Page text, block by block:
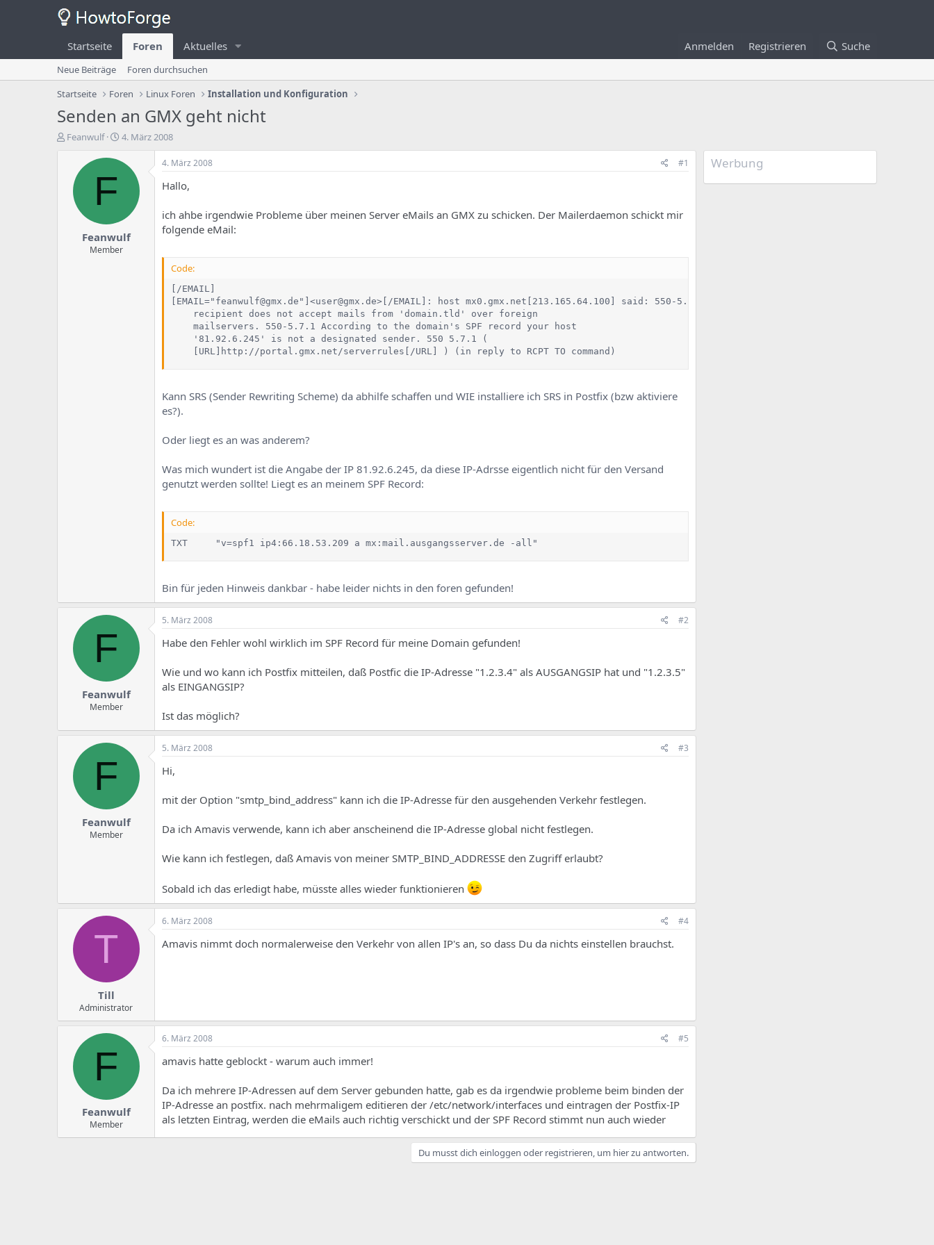
Startseite Foren Aktuelles Anmelden Registrieren Suche
Neue Beiträge
Foren durchsuchen
Startseite
Foren Linux Foren Installation und Konfiguration
Senden an GMX geht nicht
E
Feanwulf
E
s
u
n
g
4. März 2008
F
Feanwulf
Member
4. März 2008 #1
Hallo,
ich ahbe irgendwie Probleme über meinen Server eMails an GMX zu schicken. Der Mailerdaemon schickt mir
folgende eMail:
Code:
[/EMAIL]
[EMAIL="feanwulf@gmx.de"]<user@gmx.de>[/EMAIL]: host mx0.gmx.net[213.165.64.100] said: 550-5.7.1 {mx054} The
    recipient does not accept mails from 'domain.tld' over foreign
    mailservers. 550-5.7.1 According to the domain's SPF record your host
    '81.92.6.245' is not a designated sender. 550 5.7.1 (
    [URL]http://portal.gmx.net/serverrules[/URL] ) (in reply to RCPT TO command)
Kann SRS (Sender Rewriting Scheme) da abhilfe schaffen und WIE installiere ich SRS in Postfix (bzw aktiviere
es?).
Oder liegt es an was anderem?
Was mich wundert ist die Angabe der IP 81.92.6.245, da diese IP-Adrsse eigentlich nicht für den Versand
genutzt werden sollte! Liegt es an meinem SPF Record:
Code:
TXT     "v=spf1 ip4:66.18.53.209 a mx:mail.ausgangsserver.de -all"
Bin für jeden Hinweis dankbar - habe leider nichts in den foren gefunden!
F
Feanwulf
Member
5. März 2008 #2
Habe den Fehler wohl wirklich im SPF Record für meine Domain gefunden!
Wie und wo kann ich Postfix mitteilen, daß Postfic die IP-Adresse "1.2.3.4" als AUSGANGSIP hat und "1.2.3.5"
als EINGANGSIP?
Ist das möglich?
F
Feanwulf
Member
5. März 2008 #3
Hi,
mit der Option "smtp_bind_address" kann ich die IP-Adresse für den ausgehenden Verkehr festlegen.
Da ich Amavis verwende, kann ich aber anscheinend die IP-Adresse global nicht festlegen.
Wie kann ich festlegen, daß Amavis von meiner SMTP_BIND_ADDRESSE den Zugriff erlaubt?
Sobald ich das erledigt habe, müsste alles wieder funktionieren
T
Till
Administrator
6. März 2008 #4
Amavis nimmt doch normalerweise den Verkehr von allen IP's an, so dass Du da nichts einstellen brauchst.
F
Feanwulf
Member
6. März 2008 #5
amavis hatte geblockt - warum auch immer!
Da ich mehrere IP-Adressen auf dem Server gebunden hatte, gab es da irgendwie probleme beim binden der
IP-Adresse an postfix. nach mehrmaligem editieren der /etc/network/interfaces und eintragen der Postfix-IP
als letzten Eintrag, werden die eMails auch richtig verschickt und der SPF Record stimmt nun auch wieder
Du musst dich einloggen oder registrieren, um hier zu antworten.
Werbung